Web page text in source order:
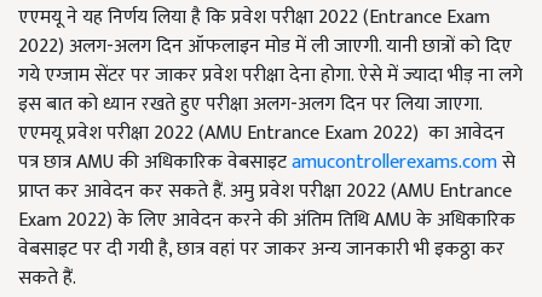
एएमयू ने यह निर्णय लिया है कि प्रवेश परीक्षा 2022 (Entrance Exam
2022) अलग-अलग दिन ऑफलाइन मोड में ली जाएगी. यानी छात्रों को दिए
गये एग्जाम सेंटर पर जाकर प्रवेश परीक्षा देना होगा. ऐसे में ज्यादा भीड़ ना लगे
इस बात को ध्यान रखते हुए परीक्षा अलग-अलग दिन पर लिया जाएगा.
एएमयू प्रवेश परीक्षा 2022 (AMU Entrance Exam 2022) का आवेदन
पत्र छात्र AMU की अधिकारिक वेबसाइटamucontrollerexams.comसे
प्राप्त कर आवेदन कर सकते हैं. अमु प्रवेश परीक्षा 2022 (AMU Entrance
Exam 2022) के लिए आवेदन करने की अंतिम तिथि AMU के अधिकारिक
वेबसाइट पर दी गयी है, छात्र वहां पर जाकर अन्य जानकारी भी इकठ्ठा कर
सकते हैं.